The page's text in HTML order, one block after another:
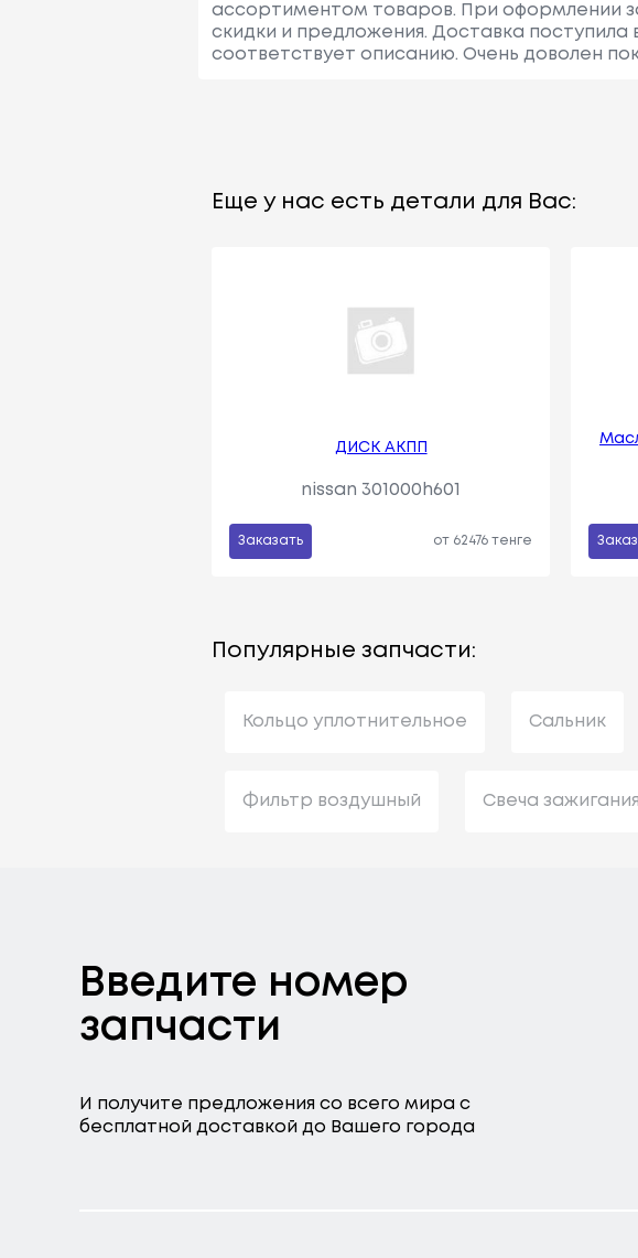
ассортиментом товаров. При оформлении
скидки и предложения. Доставка
соответствует описанию. Очень доволен
Еще у нас есть детали для Вас:
ДИСК АКПП
nissan 301000h601
Заказать от 62476 тенге
Популярные запчасти:
Кольцо уплотнительное Сальник
Фильтр воздушный Свеча зажигания
Введите номер
запчасти
И получите предложения со всего мира с
бесплатной доставкой до Вашего города